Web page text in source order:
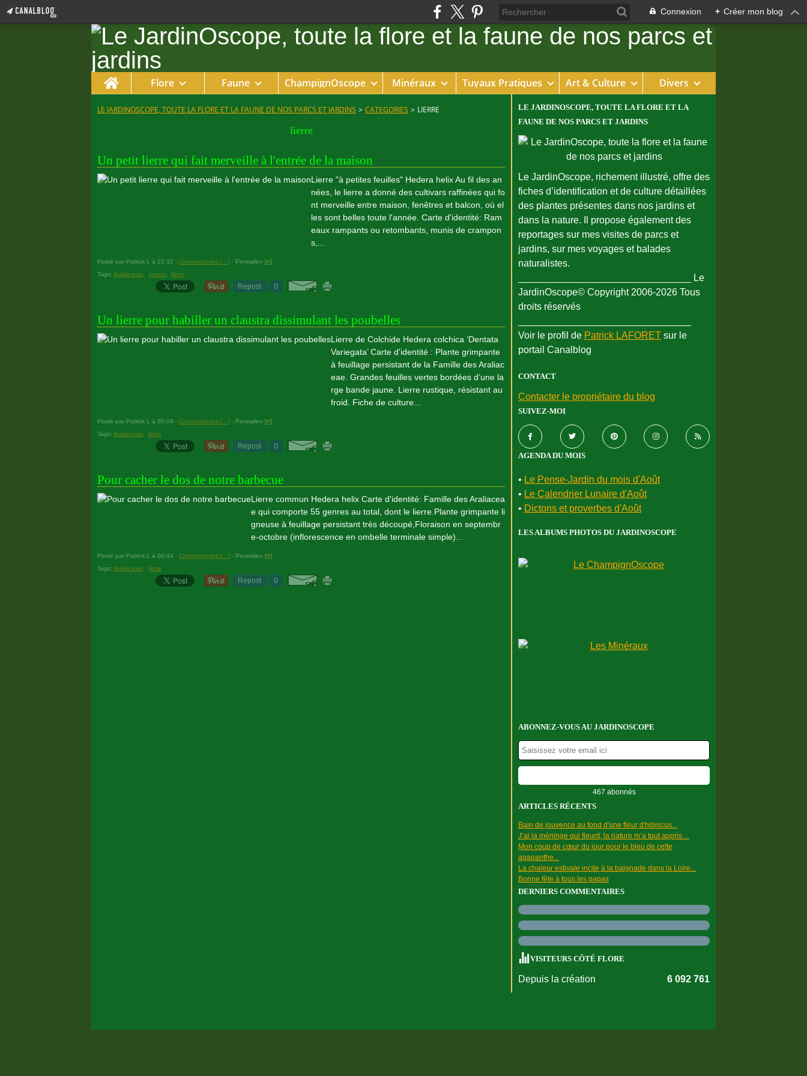
Connexion + Créer mon blog
Home Flore Faune ChampignOscope Minéraux Tuyaux Pratiques Art & Culture Divers
LE JARDINOSCOPE, TOUTE LA FLORE ET LA FAUNE DE NOS PARCS ET JARDINS > CATEGORIES > LIERRE
lierre
Un petit lierre qui fait merveille à l'entrée de la maison
Lierre "à petites feuilles" Hedera helix Au fil des an
nées, le lierre a donné des cultivars raffinées qui fo
nt merveille entre maison, fenêtres et balcon, où el
les sont belles toute l'année. Carte d'identité: Ram
eaux rampants ou retombants, munis de crampon
s,...
Posté par Patrick L à 22:32 - Commentaires [ ] - Permalien [#]
Tags: Araliaceae vivace lierre
Repost 0
Un lierre pour habiller un claustra dissimulant les poubelles
Lierre de Colchide Hedera colchica ‘Dentata
Variegata’ Carte d'identité : Plante grimpante
à feuillage persistant de la Famille des Araliac
eae. Grandes feuilles vertes bordées d’une la
rge bande jaune. Lierre rustique, résistant au
froid. Fiche de culture...
Posté par Patrick L à 00:04 - Commentaires [ ] - Permalien [#]
Tags: Araliaceae lierre
Repost 0
Pour cacher le dos de notre barbecue
Lierre commun Hedera helix Carte d'identité: Famille des Araliacea
e qui comporte 55 genres au total, dont le lierre.Plante grimpante li
gneuse à feuillage persistant très découpé,Floraison en septembr
e-octobre (inflorescence en ombelle terminale simple)...
Posté par Patrick L à 00:44 - Commentaires [ ] - Permalien [#]
Tags: Araliaceae lierre
Repost 0
LE JARDINOSCOPE, TOUTE LA FLORE ET LA
FAUNE DE NOS PARCS ET JARDINS
Le JardinOscope, richement illustré, offre des
fiches d’identification et de culture détaillées
des plantes présentes dans nos jardins et
dans la nature. Il propose également des
reportages sur mes visites de parcs et
jardins, sur mes voyages et balades
naturalistes.
________________________________ Le
JardinOscope© Copyright 2006-2026 Tous
droits réservés
Voir le profil de Patrick LAFORET sur le
portail Canalblog
CONTACT
Contacter le propriétaire du blog
SUIVEZ-MOI
AGENDA DU MOIS
• Le Pense-Jardin du mois d'Août
• Le Calendrier Lunaire d'Août
• Dictons et proverbes d'Août
LES ALBUMS PHOTOS DU JARDINOSCOPE
ABONNEZ-VOUS AU JARDINOSCOPE
467 abonnés
ARTICLES RÉCENTS
Bain de jouvence au fond d'une fleur d'hibiscus...
J’ai la méninge qui fleurit, la nature m’a tout appris…
Mon coup de cœur du jour pour le bleu de cette
agapanthe...
La chaleur estivale incite à la baignade dans la Loire...
Bonne fête à tous les papas
DERNIERS COMMENTAIRES
VISITEURS CÔTÉ FLORE
Depuis la création 6 092 761